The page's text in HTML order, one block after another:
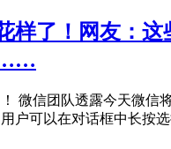
样了！网友：这
……
微信团队透露今天微信
用户可以在对话框中长按